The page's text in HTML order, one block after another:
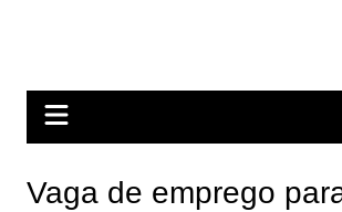
Vaga de emprego